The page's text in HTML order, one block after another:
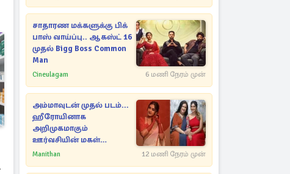
சாதாரண மக்களுக்கு பிக்
பாஸ் வாய்ப்பு.. ஆகஸ்ட் 16
முதல் Bigg Boss Common
Man
Cineulagam 6 மணி நேரம் முன்
அம்மாவுடன் முதல் படம்...
ஹீரோயினாக
அறிமுகமாகும்
ஊர்வசியின் மகள்
தேஜலட்சுமி!
Manithan 12 மணி நேரம் முன்